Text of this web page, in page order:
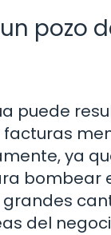
pozo
puede
ya
bombear
del